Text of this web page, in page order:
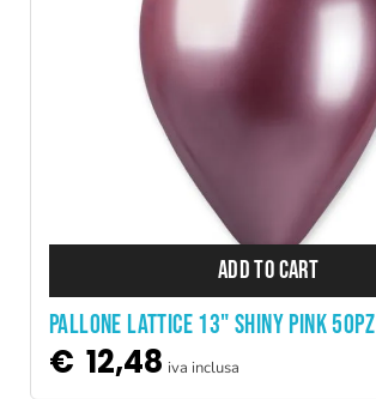
ADD TO CART
PALLONE LATTICE 13" SHINY PINK 50PZ
€ 12,48 iva inclusa